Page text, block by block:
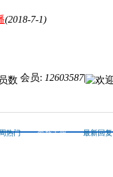
(2018-7-1)
会员: 12603587|
热门
最新主题 最新回复